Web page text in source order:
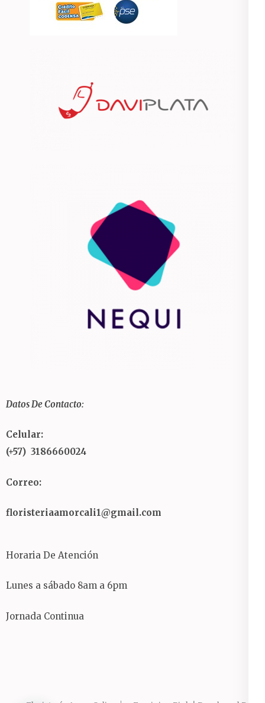
Datos De Contacto:
Celular:
(+57) 3186660024
Correo:
floristeriaamorcali1@gmail.com
Horaria De Atención
Lunes a sábado 8am a 6pm
Jornada Continua